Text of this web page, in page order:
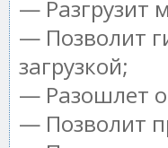
— Разгрузит
— Позволит
загрузкой;
— Разошлет
— Позволит